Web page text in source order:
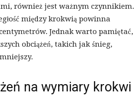
również jest ważnym czynnikiem.
między krokwią powinna
Jednak warto pamiętać,
obciążeń, takich jak śnieg,
na wymiary krokwi